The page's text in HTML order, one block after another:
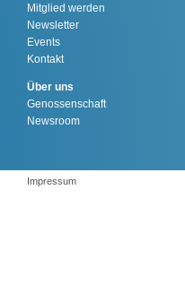
Mitglied werden
Newsletter
Events
Kontakt
Über uns
Genossenschaft
Newsroom
Impressum